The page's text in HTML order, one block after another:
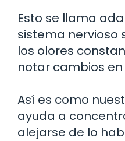
Esto se llama
sistema nervioso
los olores
notar cambios
Así es como
ayuda a
alejarse de lo